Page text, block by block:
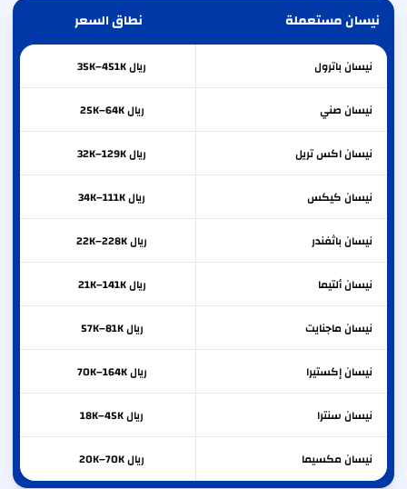
نيسان مستعملة نطاق السعر
نيسان باترول ريال 35K–451K
نيسان صني ريال 25K–64K
نيساناكس تريل ريال 32K–129K
نيسان كيكس ريال 34K–111K
نيسان باثفندر ريال 22K–228K
نيسانألتيما ريال 21K–141K
نيسانماجنايت ريال 57K–81K
نيسانإكستيرا ريال 70K–164K
نيسان سنترا ريال 18K–45K
نيسانمكسيما ريال 20K–70K